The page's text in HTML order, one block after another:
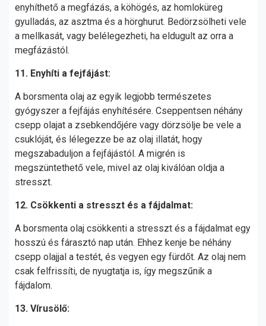
enyhíthető a megfázás, a köhögés, az homloküreg
gyulladás, az asztma és a hörghurut. Bedörzsölheti vele
a mellkasát, vagy belélegezheti, ha eldugult az orra a
megfázástól.
11. Enyhíti a fejfájást:
A borsmenta olaj az egyik legjobb természetes
gyógyszer a fejfájás enyhítésére. Cseppentsen néhány
csepp olajat a zsebkendőjére vagy dörzsölje be vele a
csuklóját, és lélegezze be az olaj illatát, hogy
megszabaduljon a fejfájástól. A migrén is
megszüntethető vele, mivel az olaj kiválóan oldja a
stresszt.
12. Csökkenti a stresszt és a fájdalmat:
A borsmenta olaj csökkenti a stresszt és a fájdalmat egy
hosszú és fárasztó nap után. Ehhez kenje be néhány
csepp olajjal a testét, és vegyen egy fürdőt. Az olaj nem
csak felfrissíti, de nyugtatja is, így megszűnik a
fájdalom.
13. Vírusölő: